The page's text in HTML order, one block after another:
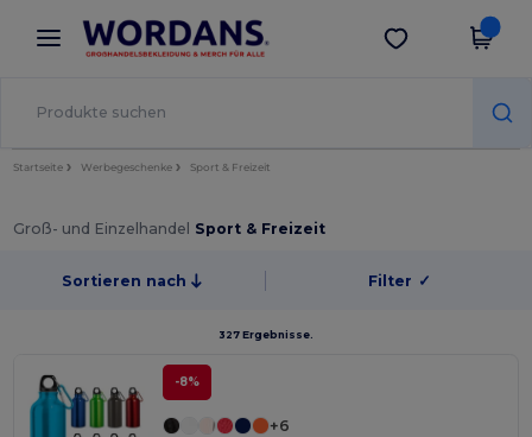
× Wordans App
Bessere Preise in der App!
App holen
Startseite Werbegeschenke Sport & Freizeit
Groß- und Einzelhandel Sport & Freizeit
Sortieren nach Filter ✓
327 Ergebnisse.
-8%
+6